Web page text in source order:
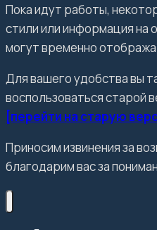
Пока идут работы,
стили или информация на
могут временно
Для вашего удобства вы
воспользоваться старой
[перейти на старую
Приносим извинения за
благодарим вас за